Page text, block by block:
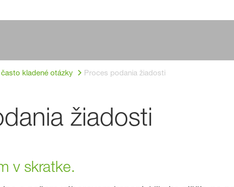
kladené otázky Proces podania žiadosti
žiadosti
v skratke.